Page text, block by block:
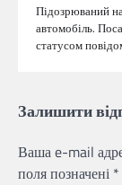
Підозрюваний
автомобіль.
статусом
Залишити
Ваша e-mail
поля позначені *